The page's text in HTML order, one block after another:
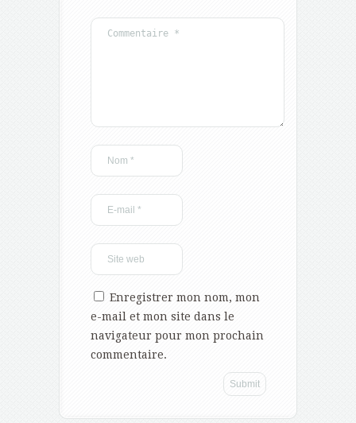
Enregistrer mon nom, mon
e-mail et mon site dans le
navigateur pour mon prochain
commentaire.